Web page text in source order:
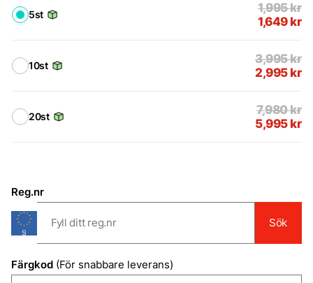
5st 1,995kr
1,649 kr
10st 3,995kr
2,995 kr
20st 7,980kr
5,995 kr
Reg.nr
Sök
Färgkod (För snabbare leverans)